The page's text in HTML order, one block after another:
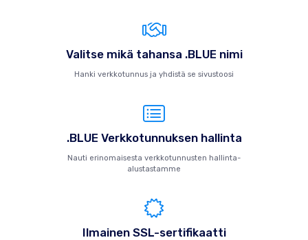
Valitse mikä tahansa .BLUE nimi
Hanki verkkotunnus ja yhdistä se sivustoosi
.BLUE Verkkotunnuksen hallinta
Nauti erinomaisesta verkkotunnusten hallinta-
alustastamme
Ilmainen SSL-sertifikaatti